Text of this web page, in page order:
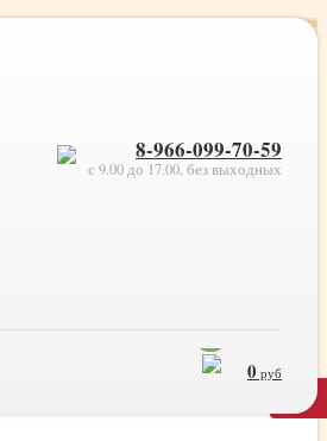
8-966-099-70-59
с 9.00 до 17.00, без выходных
0 руб